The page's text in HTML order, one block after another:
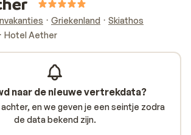
Griekenland
Skiathos
Hotel Aether
naar de nieuwe vertrekdata?
en we geven je een seintje zodra
de data bekend zijn.